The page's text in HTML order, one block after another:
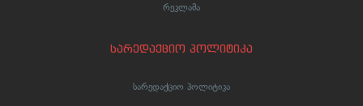
რეკლამა
სარედაქციო პოლიტიკა
სარედაქციო პოლიტიკა